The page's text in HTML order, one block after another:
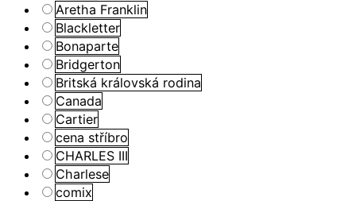
Aretha Franklin
Blackletter
Bonaparte
Bridgerton
Britská královská rodina
Canada
Cartier
cena stříbro
CHARLES III
Charlese
comix